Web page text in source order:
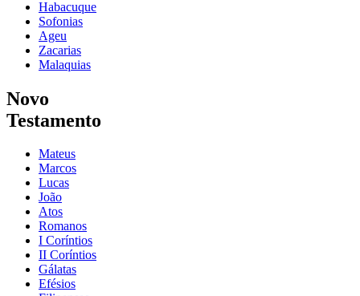
Habacuque
Sofonias
Ageu
Zacarias
Malaquias
Novo
Testamento
Mateus
Marcos
Lucas
João
Atos
Romanos
I Coríntios
II Coríntios
Gálatas
Efésios